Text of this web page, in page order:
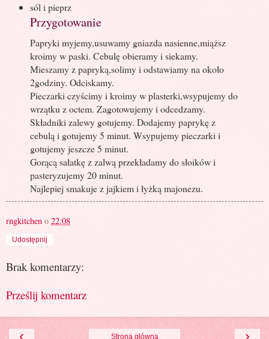
sól i pieprz
Przygotowanie
Papryki myjemy,usuwamy gniazda nasienne,miąższ
kroimy w paski. Cebulę obieramy i siekamy.
Mieszamy z papryką,solimy i odstawiamy na około
2godziny. Odciskamy.
Pieczarki czyścimy i kroimy w plasterki,wsypujemy do
wrzątku z octem. Zagotowujemy i odcedzamy.
Składniki zalewy gotujemy. Dodajemy paprykę z
cebulą i gotujemy 5 minut. Wsypujemy pieczarki i
gotujemy jeszcze 5 minut.
Gorącą sałatkę z zalwą przekładamy do słoików i
pasteryzujemy 20 minut.
Najlepiej smakuje z jajkiem i łyżką majonezu.
rngkitchen o 22:08
Udostępnij
Brak komentarzy:
Prześlij komentarz
‹ ›
Strona główna